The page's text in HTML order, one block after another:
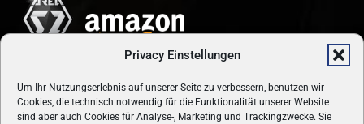
Privacy Einstellungen
Um Ihr Nutzungserlebnis auf unserer Seite zu verbessern, benutzen wir
Cookies, die technisch notwendig für die Funktionalität unserer Website
sind aber auch Cookies für Analyse-, Marketing und Trackingzwecke. Sie